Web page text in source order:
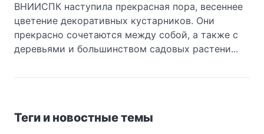
ВНИИСПК наступила прекрасная пора, весеннее
цветение декоративных кустарников. Они
прекрасно сочетаются между собой, а также с
деревьями и большинством садовых растени...
Теги и новостные темы